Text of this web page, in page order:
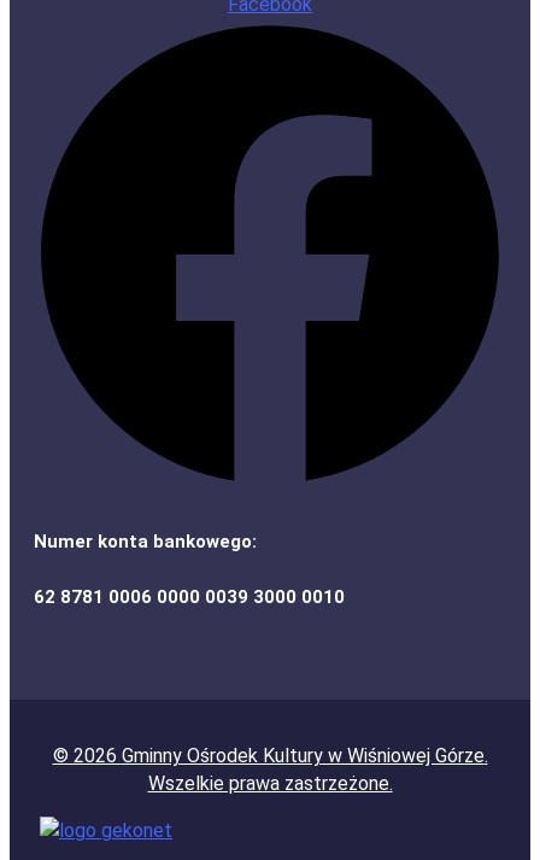
Numer konta bankowego:
62 8781 0006 0000 0039 3000 0010
© 2026 Gminny Ośrodek Kultury w Wiśniowej Górze.
Wszelkie prawa zastrzeżone.